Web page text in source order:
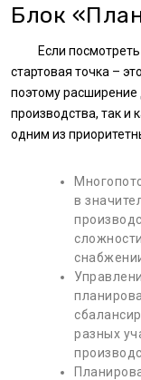
Блок
Если
стартовая точка –
поэтому расширение
производства, так и
одним из
в
разных